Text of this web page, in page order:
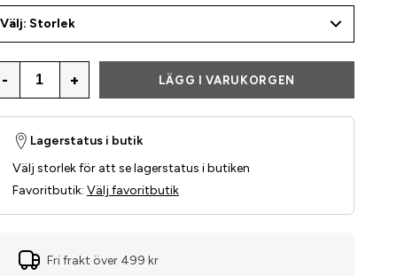
Välj: Storlek
- + LÄGG I VARUKORGEN
Lagerstatus i butik
Välj storlek för att se lagerstatus i butiken
Favoritbutik: Välj favoritbutik
Fri frakt över 499 kr